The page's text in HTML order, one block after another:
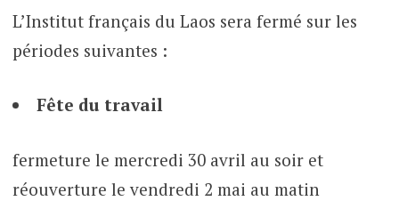
L’Institut français du Laos sera fermé sur les
périodes suivantes :
Fête du travail
fermeture le mercredi 30 avril au soir et
réouverture le vendredi 2 mai au matin